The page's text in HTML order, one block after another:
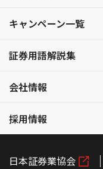
キャンペーン一覧
証券用語解説集
会社情報
採用情報
日本証券業協会